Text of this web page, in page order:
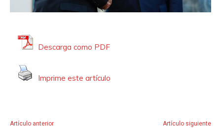
Descarga como PDF
Imprime este artículo
Artículo anterior Artículo siguiente